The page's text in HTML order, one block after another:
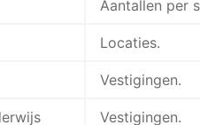
Aantallen per
Locaties.
Vestigingen.
Vestigingen.